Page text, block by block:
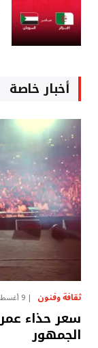
أخبار خاصة
ثقافة وفنون 9 أغسطس، 2026
الجمهور